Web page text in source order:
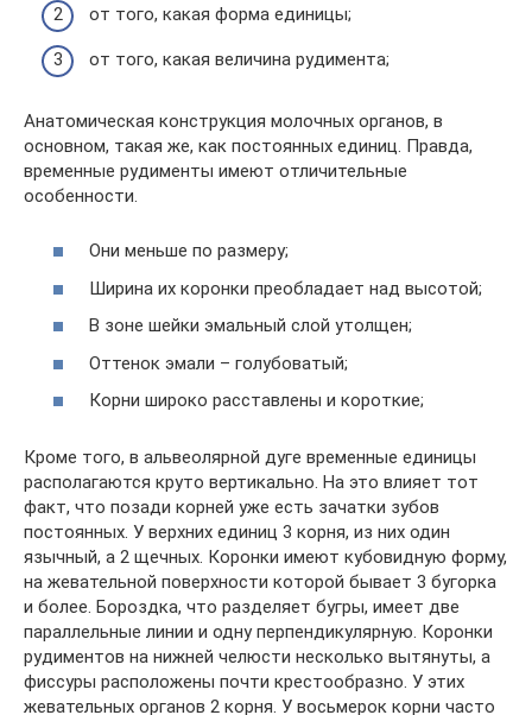
от того, какая форма единицы;
от того, какая величина рудимента;
Анатомическая конструкция молочных органов, в
основном, такая же, как постоянных единиц. Правда,
временные рудименты имеют отличительные
особенности.
Они меньше по размеру;
Ширина их коронки преобладает над высотой;
В зоне шейки эмальный слой утолщен;
Оттенок эмали – голубоватый;
Корни широко расставлены и короткие;
Кроме того, в альвеолярной дуге временные единицы
располагаются круто вертикально. На это влияет тот
факт, что позади корней уже есть зачатки зубов
постоянных. У верхних единиц 3 корня, из них один
язычный, а 2 щечных. Коронки имеют кубовидную форму,
на жевательной поверхности которой бывает 3 бугорка
и более. Бороздка, что разделяет бугры, имеет две
параллельные линии и одну перпендикулярную. Коронки
рудиментов на нижней челюсти несколько вытянуты, а
фиссуры расположены почти крестообразно. У этих
жевательных органов 2 корня. У восьмерок корни часто